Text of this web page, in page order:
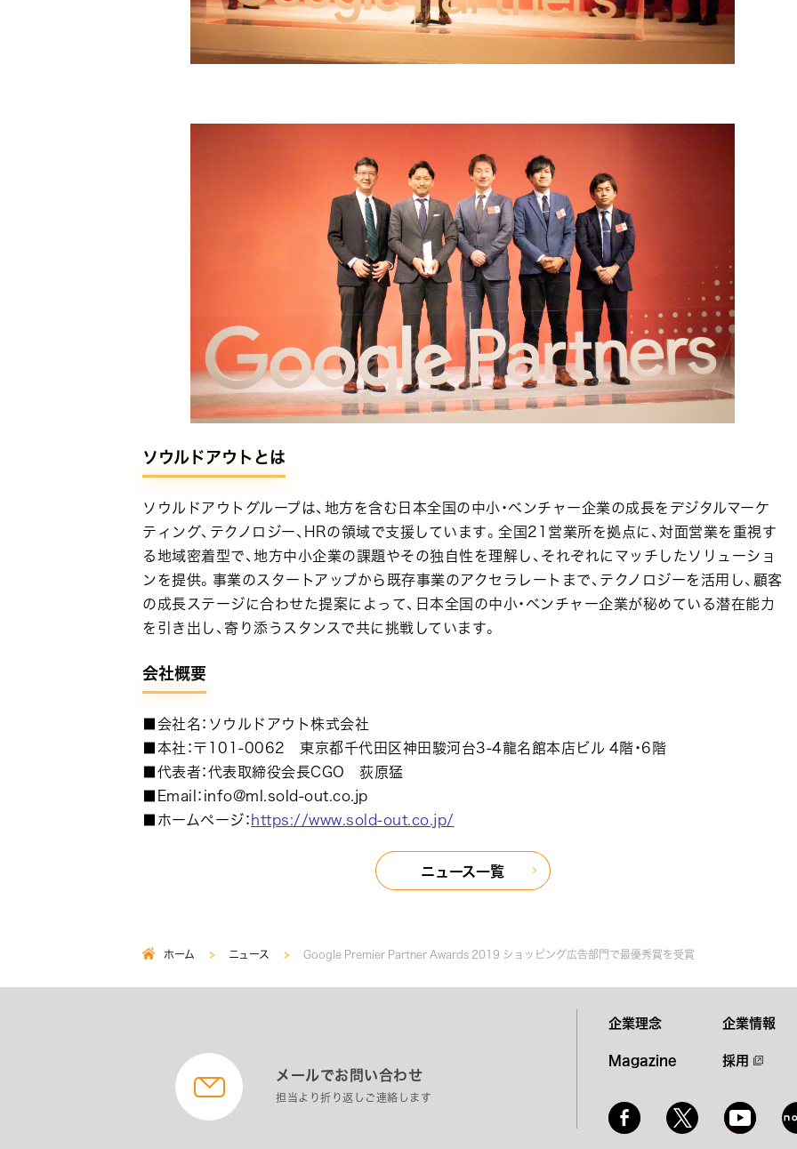
ソウルドアウトとは
ソウルドアウトグループは、地方を含む日本全国の中小・ベンチャー企業の成長をデジタルマーケ
ティング、テクノロジー、HRの領域で支援しています。全国21営業所を拠点に、対面営業を重視す
る地域密着型で、地方中小企業の課題やその独自性を理解し、それぞれにマッチしたソリューショ
ンを提供。事業のスタートアップから既存事業のアクセラレートまで、テクノロジーを活用し、顧客
の成長ステージに合わせた提案によって、日本全国の中小・ベンチャー企業が秘めている潜在能力
を引き出し、寄り添うスタンスで共に挑戦しています。
会社概要
■会社名：ソウルドアウト株式会社
■本社：〒101-0062 東京都千代田区神田駿河台3-4龍名館本店ビル 4階・6階
■代表者：代表取締役会長CGO 荻原猛
■Email：info@ml.sold-out.co.jp
■ホームページ：https://www.sold-out.co.jp/
ニュース一覧
パ
ン
ホーム ニュース Google Premier Partner Awards 2019 ショッピング広告部門で最優秀賞を受賞
メールでお問い合わせ
担当より折り返しご連絡します
企業理念
企業情報
Magazine
採用